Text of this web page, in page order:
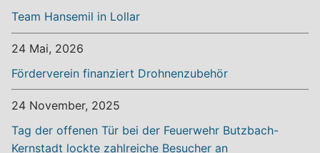
Team Hansemil in Lollar
24 Mai, 2026
Förderverein finanziert Drohnenzubehör
24 November, 2025
Tag der offenen Tür bei der Feuerwehr Butzbach-
Kernstadt lockte zahlreiche Besucher an